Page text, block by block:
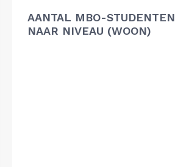
AANTAL MBO-STUDENTEN
NAAR NIVEAU (WOON)